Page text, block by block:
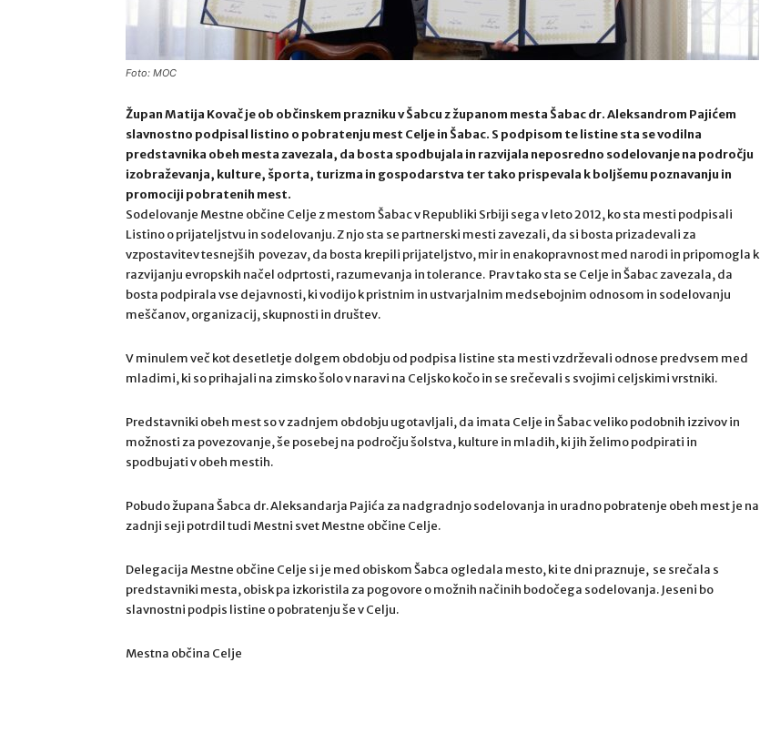
Foto: MOC
Župan Matija Kovač je ob občinskem prazniku v Šabcu z županom mesta Šabac dr. Aleksandrom Pajićem
slavnostno podpisal listino o pobratenju mest Celje in Šabac. S podpisom te listine sta se vodilna
predstavnika obeh mesta zavezala, da bosta spodbujala in razvijala neposredno sodelovanje na področju
izobraževanja, kulture, športa, turizma in gospodarstva ter tako prispevala k boljšemu poznavanju in
promociji pobratenih mest.
Sodelovanje Mestne občine Celje z mestom Šabac v Republiki Srbiji sega v leto 2012, ko sta mesti podpisali
Listino o prijateljstvu in sodelovanju. Z njo sta se partnerski mesti zavezali, da si bosta prizadevali za
vzpostavitev tesnejših povezav, da bosta krepili prijateljstvo, mir in enakopravnost med narodi in pripomogla k
razvijanju evropskih načel odprtosti, razumevanja in tolerance. Prav tako sta se Celje in Šabac zavezala, da
bosta podpirala vse dejavnosti, ki vodijo k pristnim in ustvarjalnim medsebojnim odnosom in sodelovanju
meščanov, organizacij, skupnosti in društev.
V minulem več kot desetletje dolgem obdobju od podpisa listine sta mesti vzdrževali odnose predvsem med
mladimi, ki so prihajali na zimsko šolo v naravi na Celjsko kočo in se srečevali s svojimi celjskimi vrstniki.
Predstavniki obeh mest so v zadnjem obdobju ugotavljali, da imata Celje in Šabac veliko podobnih izzivov in
možnosti za povezovanje, še posebej na področju šolstva, kulture in mladih, ki jih želimo podpirati in
spodbujati v obeh mestih.
Pobudo župana Šabca dr. Aleksandarja Pajića za nadgradnjo sodelovanja in uradno pobratenje obeh mest je na
zadnji seji potrdil tudi Mestni svet Mestne občine Celje.
Delegacija Mestne občine Celje si je med obiskom Šabca ogledala mesto, ki te dni praznuje, se srečala s
predstavniki mesta, obisk pa izkoristila za pogovore o možnih načinih bodočega sodelovanja. Jeseni bo
slavnostni podpis listine o pobratenju še v Celju.
Mestna občina Celje